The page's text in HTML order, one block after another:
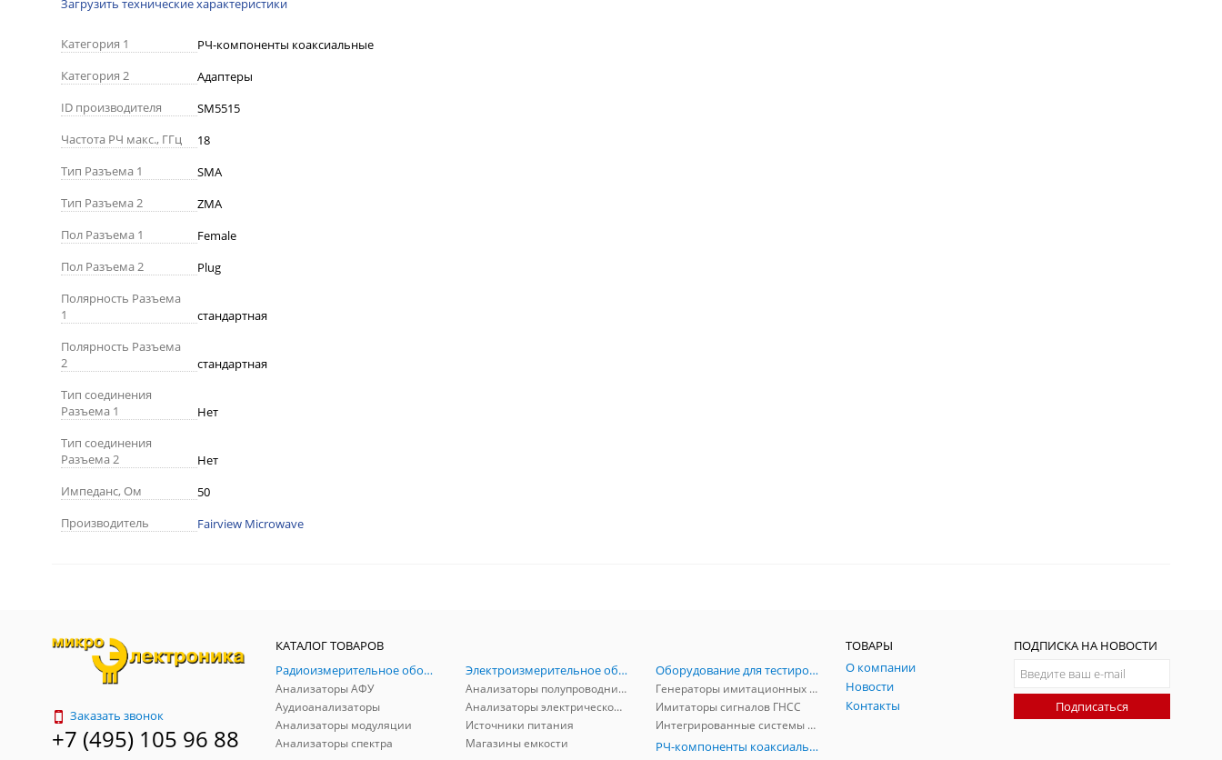
Загрузить технические характеристики
Категория 1
РЧ-компоненты коаксиальные
Категория 2
Адаптеры
ID производителя
SM5515
Частота РЧ макс., ГГц
18
Тип Разъема 1
SMA
Тип Разъема 2
ZMA
Пол Разъема 1
Female
Пол Разъема 2
Plug
Полярность Разъема
1
стандартная
Полярность Разъема
2
стандартная
Тип соединения
Разъема 1
Нет
Тип соединения
Разъема 2
Нет
Импеданс, Ом
50
Производитель
Fairview Microwave
Заказать звонок
+7 (495) 105 96 88
КАТАЛОГ ТОВАРОВ
Радиоизмерительное оборудование
Анализаторы АФУ
Аудиоанализаторы
Анализаторы модуляции
Анализаторы спектра
Электроизмерительное оборудование
Анализаторы полупроводников
Анализаторы электрической мощности
Источники питания
Магазины емкости
Оборудование для тестирования и симуляции ГНСС
Генераторы имитационных и заградительных помех
Имитаторы сигналов ГНСС
Интегрированные системы защиты от ГНСС-помех
РЧ-компоненты коаксиальные
ТОВАРЫ
О компании
Новости
Контакты
ПОДПИСКА НА НОВОСТИ
Подписаться